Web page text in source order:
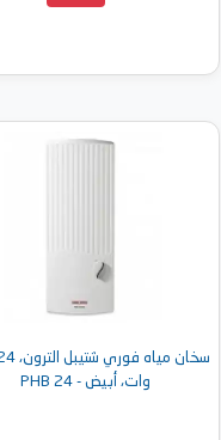
وات، أبيض - PHB 24